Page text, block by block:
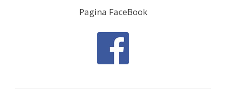
Pagina FaceBook